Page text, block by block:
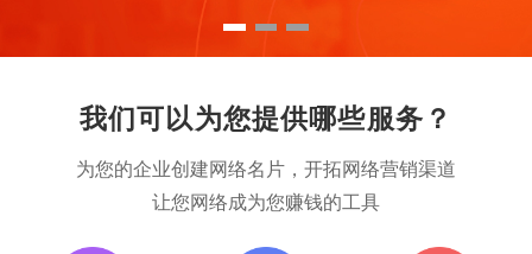
我们可以为您提供哪些服务？
为您的企业创建网络名片，开拓网络营销渠道
让您网络成为您赚钱的工具